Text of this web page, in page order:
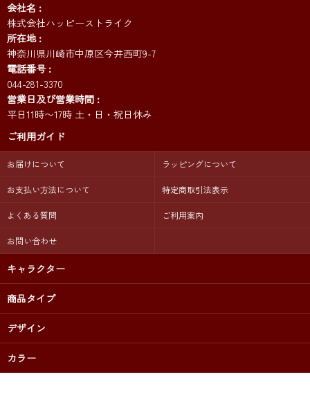
会社名
株式会社ハッピーストライク
所在地
神奈川県川崎市中原区今井西町9-7
電話番号
044-281-3370
営業日及び営業時間
平日11時〜17時 土・日・祝日休み
ご利用ガイド
お届けについて ラッピングについて
お支払い方法について 特定商取引法表示
よくある質問 ご利用案内
お問い合わせ
キャラクター
商品タイプ
デザイン
カラー